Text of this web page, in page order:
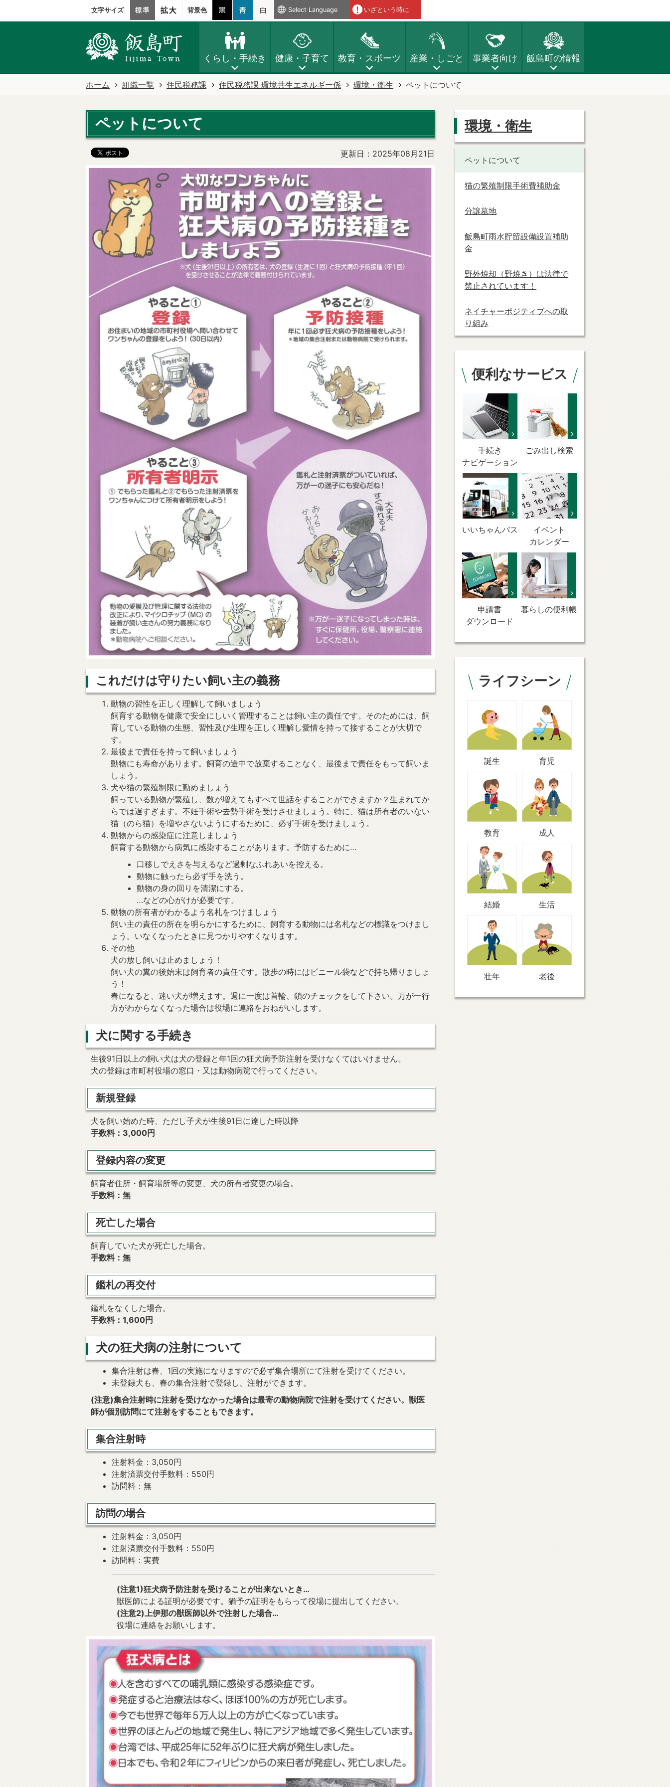
文字サイズ 背景色 Select Language いざという時に
くらし・手続き 健康・子育て 教育・スポーツ 産業・しごと 事業者向け 飯島町の情報
ホーム 組織一覧 住民税務課 住民税務課 環境共生エネルギー係 環境・衛生 ペットについて
ペットについて
更新日：2025年08月21日
これだけは守りたい飼い主の義務
動物の習性を正しく理解して飼いましょう
飼育する動物を健康で安全にしいく管理することは飼い主の責任です。そのためには、飼
育している動物の生態、習性及び生理を正しく理解し愛情を持って接することが大切で
す。
最後まで責任を持って飼いましょう
動物にも寿命があります。飼育の途中で放棄することなく、最後まで責任をもって飼いま
しょう。
犬や猫の繁殖制限に勤めましょう
飼っている動物が繁殖し、数が増えてもすべて世話をすることができますか？生まれてか
らでは遅すぎます。不妊手術や去勢手術を受けさせましょう。特に、猫は所有者のいない
猫（のら猫）を増やさないようにするために、必ず手術を受けましょう。
動物からの感染症に注意しましょう
飼育する動物から病気に感染することがあります。予防するために…
口移しでえさを与えるなど過剰なふれあいを控える。
動物に触ったら必ず手を洗う。
動物の身の回りを清潔にする。
…などの心がけが必要です。
動物の所有者がわかるよう名札をつけましょう
飼い主の責任の所在を明らかにするために、飼育する動物には名札などの標識をつけまし
ょう。いなくなったときに見つかりやすくなります。
その他
犬の放し飼いは止めましょう！
飼い犬の糞の後始末は飼育者の責任です。散歩の時にはビニール袋などで持ち帰りましょ
う！
春になると、迷い犬が増えます。週に一度は首輪、鎖のチェックをして下さい。万が一行
方がわからなくなった場合は役場に連絡をおねがいします。
犬に関する手続き
生後91日以上の飼い犬は犬の登録と年1回の狂犬病予防注射を受けなくてはいけません。
犬の登録は市町村役場の窓口・又は動物病院で行ってください。
新規登録
犬を飼い始めた時、ただし子犬が生後91日に達した時以降
手数料：3,000円
登録内容の変更
飼育者住所・飼育場所等の変更、犬の所有者変更の場合。
手数料：無
死亡した場合
飼育していた犬が死亡した場合。
手数料：無
鑑札の再交付
鑑札をなくした場合。
手数料：1,600円
犬の狂犬病の注射について
集合注射は春、1回の実施になりますので必ず集合場所にて注射を受けてください。
未登録犬も、春の集合注射で登録し、注射ができます。
(注意)集合注射時に注射を受けなかった場合は最寄の動物病院で注射を受けてください。獣医
師が個別訪問にて注射をすることもできます。
集合注射時
注射料金：3,050円
注射済票交付手数料：550円
訪問料：無
訪問の場合
注射料金：3,050円
注射済票交付手数料：550円
訪問料：実費
(注意1)狂犬病予防注射を受けることが出来ないとき…
獣医師による証明が必要です。猶予の証明をもらって役場に提出してください。
(注意2)上伊那の獣医師以外で注射した場合…
役場に連絡をお願いします。
環境・衛生
ペットについて
猫の繁殖制限手術費補助金
分譲墓地
飯島町雨水貯留設備設置補助
金
野外焼却（野焼き）は法律で
禁止されています！
ネイチャーポジティブへの取
り組み
便利なサービス
手続き
ナビゲーション
ごみ出し検索
いいちゃんバス
イベント
カレンダー
申請書
ダウンロード
暮らしの便利帳
ライフシーン
誕生 育児
教育 成人
結婚 生活
壮年 老後